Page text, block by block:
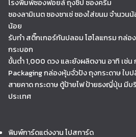
โรงพิมพ์ซองฟอยล์ ถุงซิป ซองครีม
ซองลามิเนต ซองซาเช่ ซองใส่ขนม จำนว
น้อย
รับทำ สติ๊กเกอร์กันปลอม โฮโลแกรม กล่
กระบอก
ขั้นต่ำ 1,000 ดวง และยังผลิตงาน อาทิ เช่
Packaging กล่องหุ้มจั่วปัง ถุงกระดาษ ใบ
สายคาด กระดาษ ตู้ป้ายไฟ ป้ายธงญี่ปุ่น มี
ประเทศ
พิมพ์การ์ดแต่งงาน โปสการ์ด